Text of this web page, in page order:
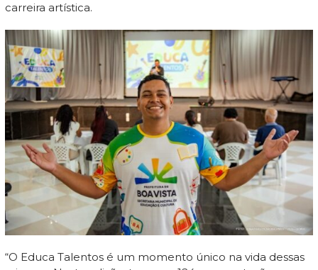
carreira artística.
“O Educa Talentos é um momento único na vida dessas